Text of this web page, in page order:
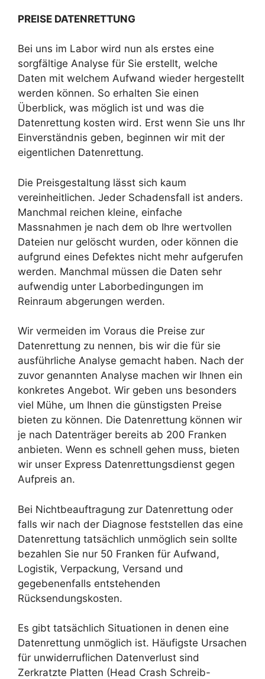
PREISE DATENRETTUNG
Bei uns im Labor wird nun als erstes eine
sorgfältige Analyse für Sie erstellt, welche
Daten mit welchem Aufwand wieder hergestellt
werden können. So erhalten Sie einen
Überblick, was möglich ist und was die
Datenrettung kosten wird. Erst wenn Sie uns Ihr
Einverständnis geben, beginnen wir mit der
eigentlichen Datenrettung.
Die Preisgestaltung lässt sich kaum
vereinheitlichen. Jeder Schadensfall ist anders.
Manchmal reichen kleine, einfache
Massnahmen je nach dem ob Ihre wertvollen
Dateien nur gelöscht wurden, oder können die
aufgrund eines Defektes nicht mehr aufgerufen
werden. Manchmal müssen die Daten sehr
aufwendig unter Laborbedingungen im
Reinraum abgerungen werden.
Wir vermeiden im Voraus die Preise zur
Datenrettung zu nennen, bis wir die für sie
ausführliche Analyse gemacht haben. Nach der
zuvor genannten Analyse machen wir Ihnen ein
konkretes Angebot. Wir geben uns besonders
viel Mühe, um Ihnen die günstigsten Preise
bieten zu können. Die Datenrettung können wir
je nach Datenträger bereits ab 200 Franken
anbieten. Wenn es schnell gehen muss, bieten
wir unser Express Datenrettungsdienst gegen
Aufpreis an.
Bei Nichtbeauftragung zur Datenrettung oder
falls wir nach der Diagnose feststellen das eine
Datenrettung tatsächlich unmöglich sein sollte
bezahlen Sie nur 50 Franken für Aufwand,
Logistik, Verpackung, Versand und
gegebenenfalls entstehenden
Rücksendungskosten.
Es gibt tatsächlich Situationen in denen eine
Datenrettung unmöglich ist. Häufigste Ursachen
für unwiderruflichen Datenverlust sind
Zerkratzte Platten (Head Crash Schreib-